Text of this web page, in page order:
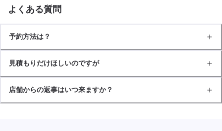
よくある質問
予約方法は？
見積もりだけほしいのですが
店舗からの返事はいつ来ますか？